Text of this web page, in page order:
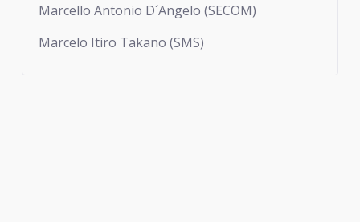
Marcello Antonio D´Angelo (SECOM)
Marcelo Itiro Takano (SMS)